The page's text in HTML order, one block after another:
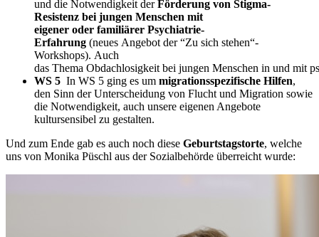
und die Notwendigkeit derFörderung von Stigma-
Resistenz bei jungen Menschen mit
eigener oder familiärer Psychiatrie-
Erfahrung (neues Angebot der “Zu sich stehen“-
Workshops). Auch
das Thema Obdachlosigkeit bei jungen Menschen in und mit
WS 5 In WS 5 ging es um migrationsspezifische Hilfen,
den Sinn der Unterscheidung von Flucht und Migration sowie
die Notwendigkeit, auch unsere eigenen Angebote
kultursensibel zu gestalten.
Und zum Ende gab es auch noch diese Geburtstagstorte, welche
uns von Monika Püschl aus der Sozialbehörde überreicht wurde: